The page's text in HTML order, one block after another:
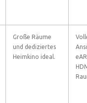
Große Räume
und dediziertes
Heimkino ideal.